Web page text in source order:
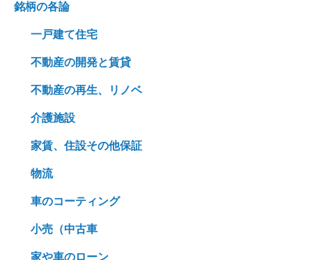
銘柄の各論
一戸建て住宅
不動産の開発と賃貸
不動産の再生、リノベ
介護施設
家賃、住設その他保証
物流
車のコーティング
小売（中古車
家や車のローン